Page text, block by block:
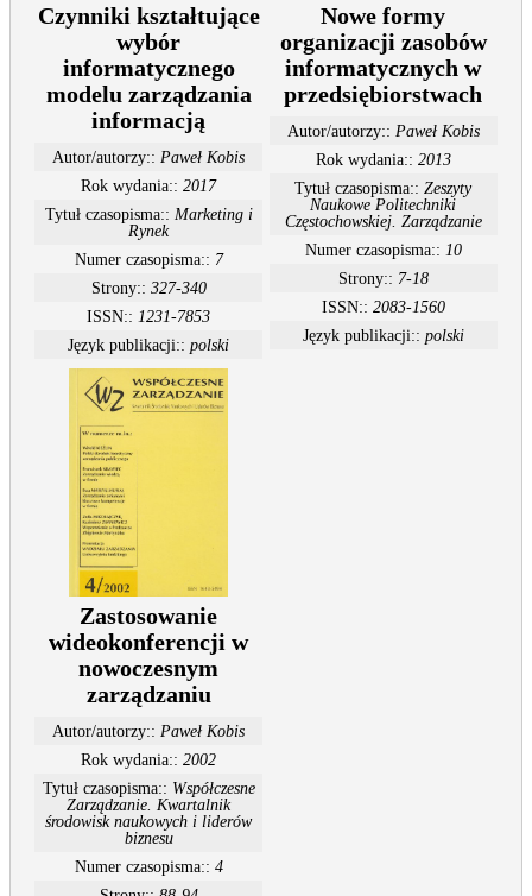
Czynniki kształtujące
wybór
informatycznego
modelu zarządzania
informacją
Autor/autorzy:: Paweł Kobis
Rok wydania:: 2017
Tytuł czasopisma:: Marketing i
Rynek
Numer czasopisma:: 7
Strony:: 327-340
ISSN:: 1231-7853
Język publikacji:: polski
Nowe formy
organizacji zasobów
informatycznych w
przedsiębiorstwach
Autor/autorzy:: Paweł Kobis
Rok wydania:: 2013
Tytuł czasopisma:: Zeszyty
Naukowe Politechniki
Częstochowskiej. Zarządzanie
Numer czasopisma:: 10
Strony:: 7-18
ISSN:: 2083-1560
Język publikacji:: polski
Zastosowanie
wideokonferencji w
nowoczesnym
zarządzaniu
Autor/autorzy:: Paweł Kobis
Rok wydania:: 2002
Tytuł czasopisma:: Współczesne
Zarządzanie. Kwartalnik
środowisk naukowych i liderów
biznesu
Numer czasopisma:: 4